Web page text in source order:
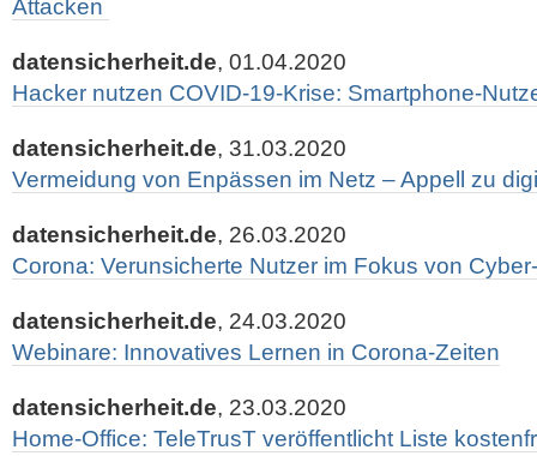
Attacken
datensicherheit.de, 01.04.2020
Hacker nutzen COVID-19-Krise: Smartphone-
datensicherheit.de, 31.03.2020
Vermeidung von Enpässen im Netz – Appell zu
datensicherheit.de, 26.03.2020
Corona: Verunsicherte Nutzer im Fokus von
datensicherheit.de, 24.03.2020
Webinare: Innovatives Lernen in Corona-Zeiten
datensicherheit.de, 23.03.2020
Home-Office: TeleTrusT veröffentlicht Liste